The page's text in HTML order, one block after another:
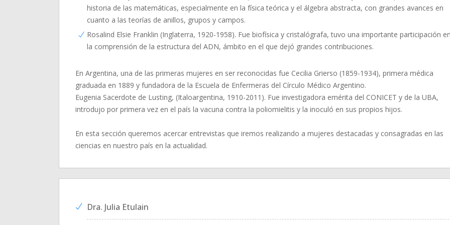
historia de las matemáticas, especialmente en la física teórica y el álgebra abstracta, con grandes avances en
cuanto a las teorías de anillos, grupos y campos.
Rosalind Elsie Franklin (Inglaterra, 1920-1958). Fue biofísica y cristalógrafa, tuvo una importante participación
la comprensión de la estructura del ADN, ámbito en el que dejó grandes contribuciones.
En Argentina, una de las primeras mujeres en ser reconocidas fue Cecilia Grierso (1859-1934), primera médica
graduada en 1889 y fundadora de la Escuela de Enfermeras del Círculo Médico Argentino.
Eugenia Sacerdote de Lusting, (Italoargentina, 1910-2011). Fue investigadora emérita del CONICET y de la UBA,
introdujo por primera vez en el país la vacuna contra la poliomielitis y la inoculó en sus propios hijos.
En esta sección queremos acercar entrevistas que iremos realizando a mujeres destacadas y consagradas en las
ciencias en nuestro país en la actualidad.
Dra. Julia Etulain